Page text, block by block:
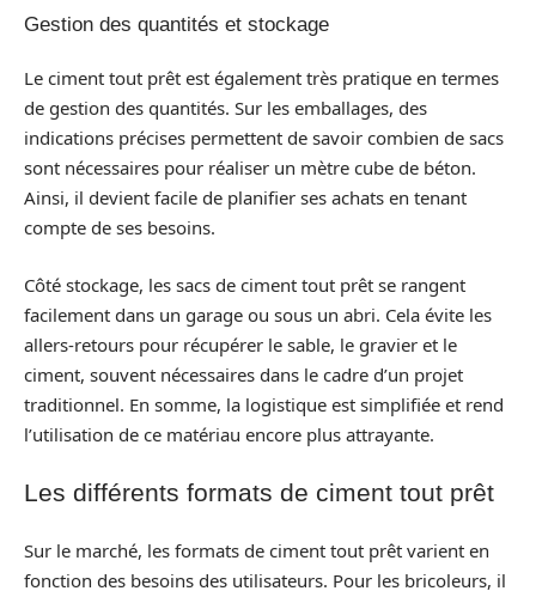
Gestion des quantités et stockage
Le ciment tout prêt est également très pratique en termes
de gestion des quantités. Sur les emballages, des
indications précises permettent de savoir combien de sacs
sont nécessaires pour réaliser un mètre cube de béton.
Ainsi, il devient facile de planifier ses achats en tenant
compte de ses besoins.
Côté stockage, les sacs de ciment tout prêt se rangent
facilement dans un garage ou sous un abri. Cela évite les
allers-retours pour récupérer le sable, le gravier et le
ciment, souvent nécessaires dans le cadre d’un projet
traditionnel. En somme, la logistique est simplifiée et rend
l’utilisation de ce matériau encore plus attrayante.
Les différents formats de ciment tout prêt
Sur le marché, les formats de ciment tout prêt varient en
fonction des besoins des utilisateurs. Pour les bricoleurs, il